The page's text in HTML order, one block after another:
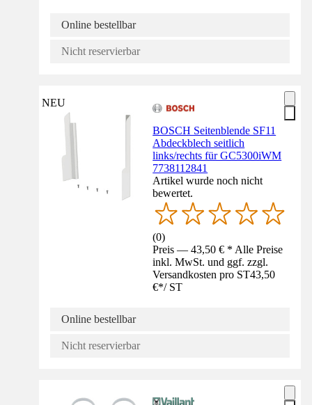
Online bestellbar
Nicht reservierbar
NEU
BOSCH Seitenblende SF11
Abdeckblech seitlich
links/rechts für GC5300iWM
7738112841
Artikel wurde noch nicht
bewertet.
(0)
Preis — 43,50 € * Alle Preise
inkl. MwSt. und ggf. zzgl.
Versandkosten pro ST43,50
€*/ ST
Online bestellbar
Nicht reservierbar